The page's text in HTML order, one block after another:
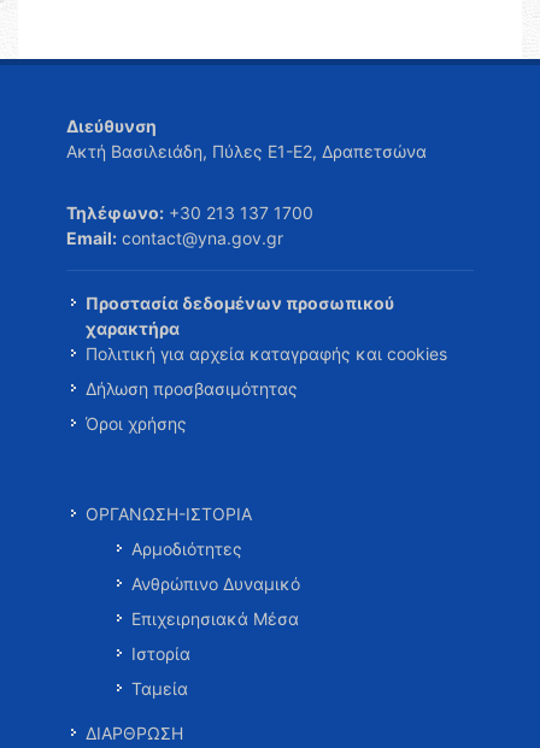
Διεύθυνση
Ακτή Βασιλειάδη, Πύλες Ε1-Ε2, Δραπετσώνα
Τηλέφωνο: +30 213 137 1700
Email: contact@yna.gov.gr
Προστασία δεδομένων προσωπικού
χαρακτήρα
Πολιτική για αρχεία καταγραφής και cookies
Δήλωση προσβασιμότητας
Όροι χρήσης
ΟΡΓΑΝΩΣΗ-ΙΣΤΟΡΙΑ
Αρμοδιότητες
Ανθρώπινο Δυναμικό
Επιχειρησιακά Μέσα
Ιστορία
Ταμεία
ΔΙΑΡΘΡΩΣΗ